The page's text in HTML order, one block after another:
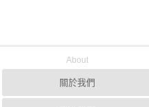
About
關於我們